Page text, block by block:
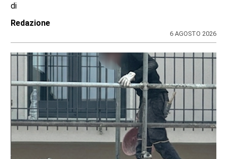
di
Redazione
6 AGOSTO 2026